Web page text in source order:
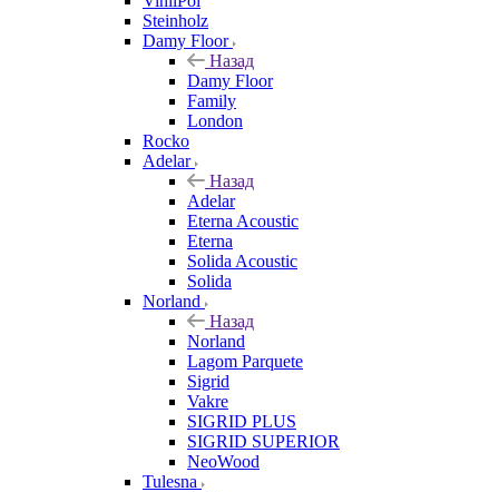
Steinholz
Damy Floor
Назад
Damy Floor
Family
London
Rocko
Adelar
Назад
Adelar
Eterna Acoustic
Eterna
Solida Acoustic
Solida
Norland
Назад
Norland
Lagom Parquete
Sigrid
Vakre
SIGRID PLUS
SIGRID SUPERIOR
NeoWood
Tulesna